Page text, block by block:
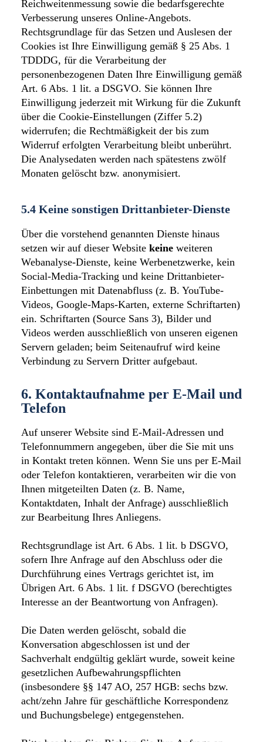
Reichweitenmessung sowie die bedarfsgerechte
Verbesserung unseres Online-Angebots.
Rechtsgrundlage für das Setzen und Auslesen der
Cookies ist Ihre Einwilligung gemäß § 25 Abs. 1
TDDDG, für die Verarbeitung der
personenbezogenen Daten Ihre Einwilligung gemäß
Art. 6 Abs. 1 lit. a DSGVO. Sie können Ihre
Einwilligung jederzeit mit Wirkung für die Zukunft
über die Cookie-Einstellungen (Ziffer 5.2)
widerrufen; die Rechtmäßigkeit der bis zum
Widerruf erfolgten Verarbeitung bleibt unberührt.
Die Analysedaten werden nach spätestens zwölf
Monaten gelöscht bzw. anonymisiert.
5.4 Keine sonstigen Drittanbieter-Dienste
Über die vorstehend genannten Dienste hinaus
setzen wir auf dieser Website keine weiteren
Webanalyse-Dienste, keine Werbenetzwerke, kein
Social-Media-Tracking und keine Drittanbieter-
Einbettungen mit Datenabfluss (z. B. YouTube-
Videos, Google-Maps-Karten, externe Schriftarten)
ein. Schriftarten (Source Sans 3), Bilder und
Videos werden ausschließlich von unseren eigenen
Servern geladen; beim Seitenaufruf wird keine
Verbindung zu Servern Dritter aufgebaut.
6. Kontaktaufnahme per E-Mail und
Telefon
Auf unserer Website sind E-Mail-Adressen und
Telefonnummern angegeben, über die Sie mit uns
in Kontakt treten können. Wenn Sie uns per E-Mail
oder Telefon kontaktieren, verarbeiten wir die von
Ihnen mitgeteilten Daten (z. B. Name,
Kontaktdaten, Inhalt der Anfrage) ausschließlich
zur Bearbeitung Ihres Anliegens.
Rechtsgrundlage ist Art. 6 Abs. 1 lit. b DSGVO,
sofern Ihre Anfrage auf den Abschluss oder die
Durchführung eines Vertrags gerichtet ist, im
Übrigen Art. 6 Abs. 1 lit. f DSGVO (berechtigtes
Interesse an der Beantwortung von Anfragen).
Die Daten werden gelöscht, sobald die
Konversation abgeschlossen ist und der
Sachverhalt endgültig geklärt wurde, soweit keine
gesetzlichen Aufbewahrungspflichten
(insbesondere §§ 147 AO, 257 HGB: sechs bzw.
acht/zehn Jahre für geschäftliche Korrespondenz
und Buchungsbelege) entgegenstehen.